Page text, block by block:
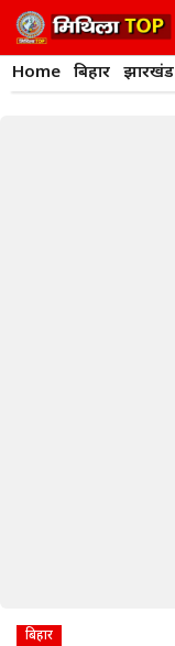
Skip
to
content
Home बिहार झारखंड
बिहार